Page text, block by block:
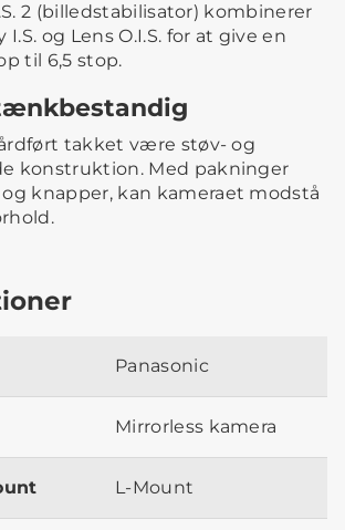
2 (billedstabilisator) kombinerer
og Lens O.I.S. for at give en
til 6,5 stop.
takket være støv- og
konstruktion. Med pakninger
knapper, kan kameraet modstå
Panasonic
Mirrorless kamera
L-Mount